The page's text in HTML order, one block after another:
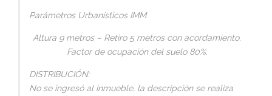
Parámetros Urbanísticos IMM
Altura 9 metros – Retiro 5 metros con acordamiento.
Factor de ocupación del suelo 80%.
DISTRIBUCIÓN:
No se ingresó al inmueble, la descripción se realiza